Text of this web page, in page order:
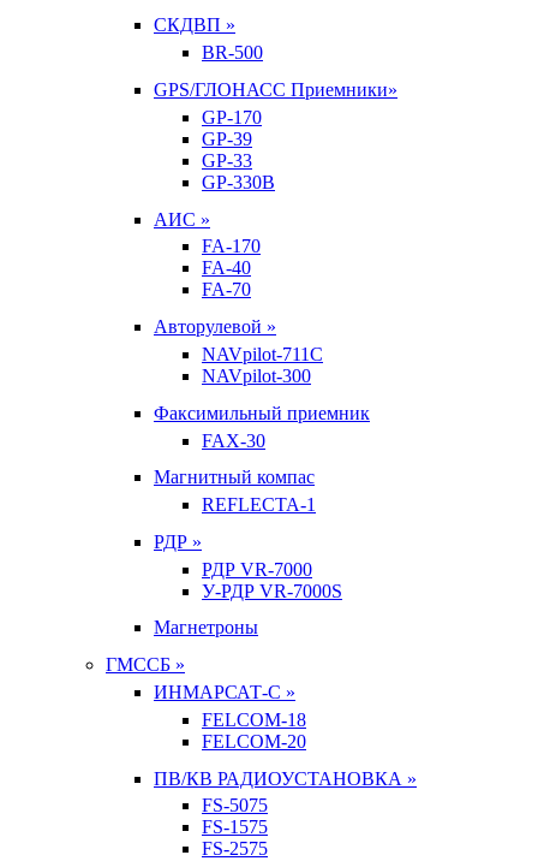
СКДВП »
BR-500
GPS/ГЛОНАСС Приемники»
GP-170
GP-39
GP-33
GP-330B
АИС »
FA-170
FA-40
FA-70
Авторулевой »
NAVpilot-711С
NAVpilot-300
Факсимильный приемник
FAX-30
Магнитный компас
REFLECTA-1
РДР »
РДР VR-7000
У-РДР VR-7000S
Магнетроны
ГМССБ »
ИНМАРСАТ-С »
FELCOM-18
FELCOM-20
ПВ/КВ РАДИОУСТАНОВКА »
FS-5075
FS-1575
FS-2575